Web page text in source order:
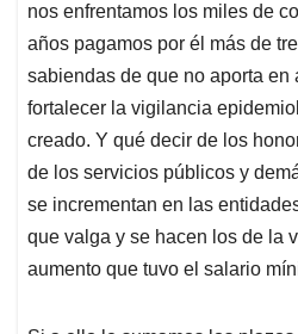
nos enfrentamos los miles de
años pagamos por él más de
sabiendas de que no aporta en
fortalecer la vigilancia
creado. Y qué decir de los
de los servicios públicos y
se incrementan en las
que valga y se hacen los de la
aumento que tuvo el salario